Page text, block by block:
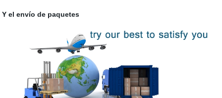
Y el envío de paquetes